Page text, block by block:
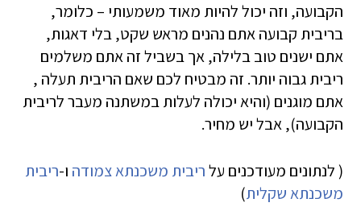
הקבועה, וזה יכול להיות מאוד משמעותי – כלומר,
בריבית קבועה אתם נהנים מראש שקט, בלי דאגות,
אתם ישנים טוב בלילה, אך בשביל זה אתם משלמים
ריבית גבוה יותר. זה מבטיח לכם שאם הריבית תעלה ,
אתם מוגנים (והיא יכולה לעלות במשתנה מעבר לריבית
הקבועה), אבל יש מחיר.
( לנתונים מעודכנים עלריבית משכנתא צמודה ו-ריבית
משכנתא שקלית)